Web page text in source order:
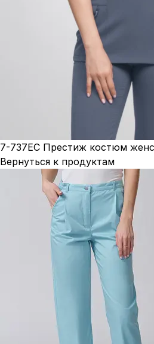
7-737ЕС Престиж костюм
Вернуться к продуктам